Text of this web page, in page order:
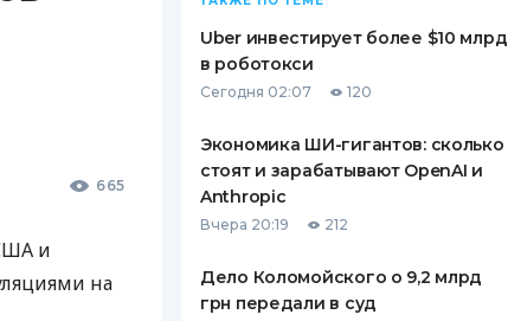
665
и
на
Uber инвестирует более $10 млрд
в роботокси
Сегодня 02:07 120
Экономика ШИ-гигантов: сколько
стоят и зарабатывают OpenAI и
Anthropic
Вчера 20:19 212
Дело Коломойского о 9,2 млрд
грн передали в суд